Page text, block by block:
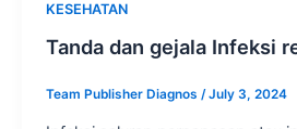
KESEHATAN
Tanda dan gejala Infeksi
Team Publisher Diagnos /July 3, 2024